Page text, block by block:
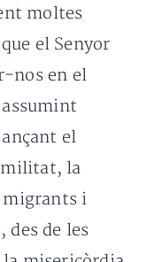
moltes
el Senyor
nos en el
el
la
migrants i
des de les